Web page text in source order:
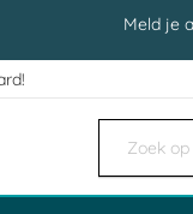
Meld je